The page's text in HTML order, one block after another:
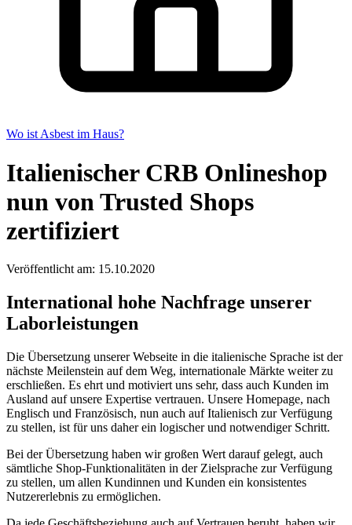
Wo ist Asbest im Haus?
Italienischer CRB Onlineshop
nun von Trusted Shops
zertifiziert
Veröffentlicht am: 15.10.2020
International hohe Nachfrage unserer
Laborleistungen
Die Übersetzung unserer Webseite in die italienische Sprache ist der
nächste Meilenstein auf dem Weg, internationale Märkte weiter zu
erschließen. Es ehrt und motiviert uns sehr, dass auch Kunden im
Ausland auf unsere Expertise vertrauen. Unsere Homepage, nach
Englisch und Französisch, nun auch auf Italienisch zur Verfügung
zu stellen, ist für uns daher ein logischer und notwendiger Schritt.
Bei der Übersetzung haben wir großen Wert darauf gelegt, auch
sämtliche Shop-Funktionalitäten in der Zielsprache zur Verfügung
zu stellen, um allen Kundinnen und Kunden ein konsistentes
Nutzererlebnis zu ermöglichen.